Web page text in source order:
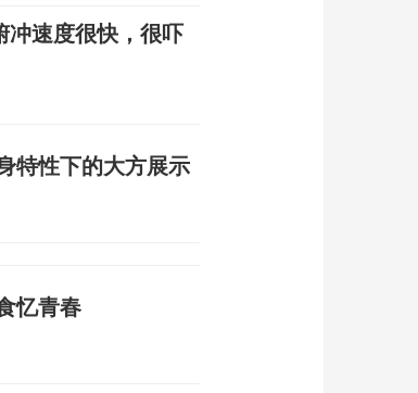
冲速度很快，很吓
特性下的大方展示
忆青春